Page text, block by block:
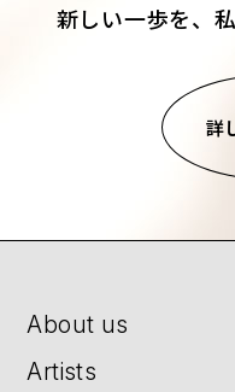
新しい一歩を、
詳
About us
Artists